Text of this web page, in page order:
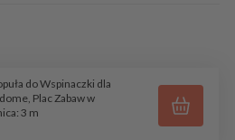
do Wspinaczki dla
Plac Zabaw w
3 m